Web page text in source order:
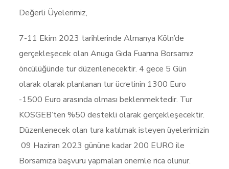
Değerli Üyelerimiz,
7-11 Ekim 2023 tarihlerinde Almanya Köln’de
gerçekleşecek olan Anuga Gıda Fuarına Borsamız
öncülüğünde tur düzenlenecektir. 4 gece 5 Gün
olarak olarak planlanan tur ücretinin 1300 Euro
-1500 Euro arasında olması beklenmektedir. Tur
KOSGEB’ten %50 destekli olarak gerçekleşecektir.
Düzenlenecek olan tura katılmak isteyen üyelerimizin
09 Haziran 2023 gününe kadar 200 EURO ile
Borsamıza başvuru yapmaları önemle rica olunur.